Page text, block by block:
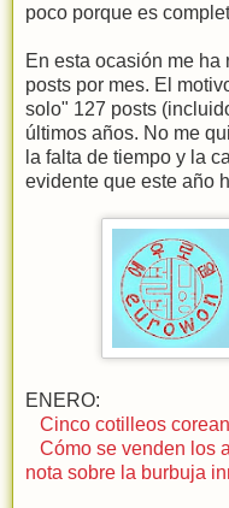
poco porque es
En esta ocasión me
posts por mes. El
solo" 127 posts
últimos años. No me
la falta de tiempo y la
evidente que este año
ENERO:
Cinco cotilleos
Cómo se venden los
nota sobre la burbuja